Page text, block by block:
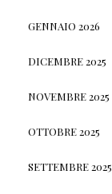
GENNAIO 2026
DICEMBRE 2025
NOVEMBRE 2025
OTTOBRE 2025
SETTEMBRE 2025